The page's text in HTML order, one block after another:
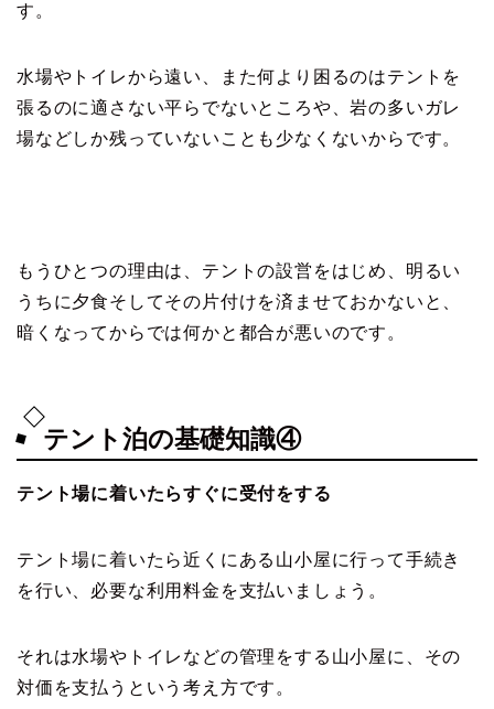
す。
水場やトイレから遠い、また何より困るのはテントを
張るのに適さない平らでないところや、岩の多いガレ
場などしか残っていないことも少なくないからです。
もうひとつの理由は、テントの設営をはじめ、明るい
うちに夕食そしてその片付けを済ませておかないと、
暗くなってからでは何かと都合が悪いのです。
テント泊の基礎知識④
テント場に着いたらすぐに受付をする
テント場に着いたら近くにある山小屋に行って手続き
を行い、必要な利用料金を支払いましょう。
それは水場やトイレなどの管理をする山小屋に、その
対価を支払うという考え方です。